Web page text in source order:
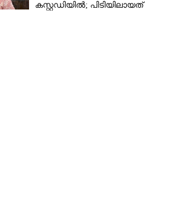
കസ്റ്റഡിയിൽ; പിടിയിലായത്